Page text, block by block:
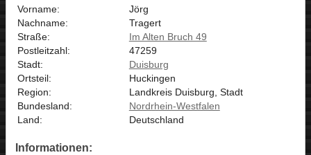
Vorname:
Jörg
Nachname:
Tragert
Straße:
Im Alten Bruch 49
Postleitzahl:
47259
Stadt:
Duisburg
Ortsteil:
Huckingen
Region:
Landkreis Duisburg, Stadt
Bundesland:
Nordrhein-Westfalen
Land:
Deutschland
Informationen: